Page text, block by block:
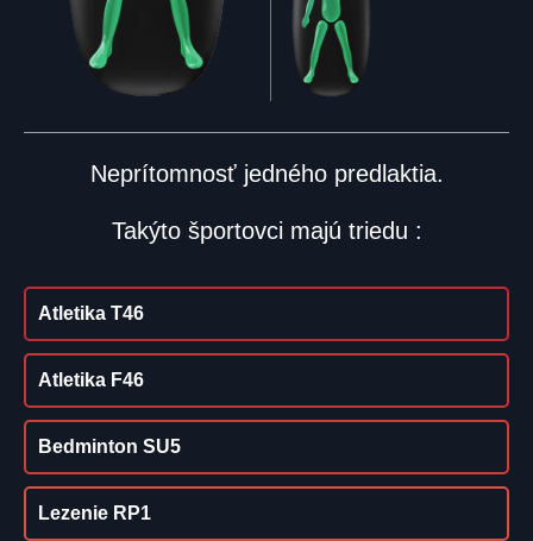
Neprítomnosť jedného predlaktia.
Takýto športovci majú triedu :
Atletika T46
Atletika F46
Bedminton SU5
Lezenie RP1